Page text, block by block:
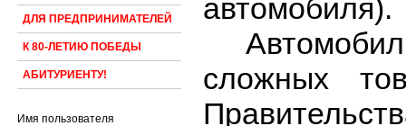
ДЛЯ ПРЕДПРИНИМАТЕЛЕЙ
К 80-ЛЕТИЮ ПОБЕДЫ
АБИТУРИЕНТУ!
Имя пользователя
автомобиля).
сложных